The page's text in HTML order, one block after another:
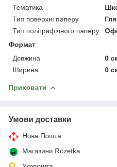
Тематика
Тип поверхні паперу
Тип поліграфічного паперу
Формат
Довжина
0
Ширина
0
Приховати
Умови доставки
Нова Пошта
Магазини Rozetka